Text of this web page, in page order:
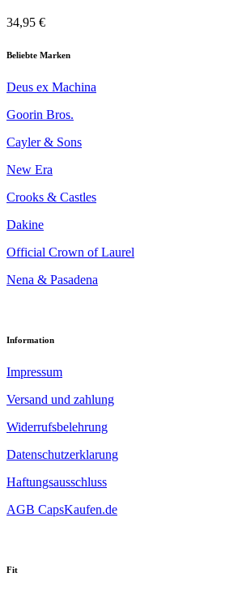
34,95 €
Beliebte Marken
Deus ex Machina
Goorin Bros.
Cayler & Sons
New Era
Crooks & Castles
Dakine
Official Crown of Laurel
Nena & Pasadena
Information
Impressum
Versand und zahlung
Widerrufsbelehrung
Datenschutzerklarung
Haftungsausschluss
AGB CapsKaufen.de
Fit